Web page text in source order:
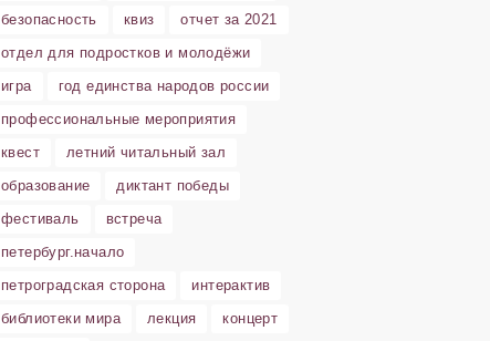
безопасность
квиз
отчет за 2021
отдел для подростков и молодёжи
игра
год единства народов россии
профессиональные мероприятия
квест
летний читальный зал
образование
диктант победы
фестиваль
встреча
петербург.начало
петроградская сторона
интерактив
библиотеки мира
лекция
концерт